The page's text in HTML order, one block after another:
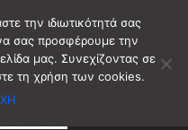
την ιδιωτικότητά σας
σας προσφέρουμε την
μας. Συνεχίζοντας σε
τη χρήση των cookies.